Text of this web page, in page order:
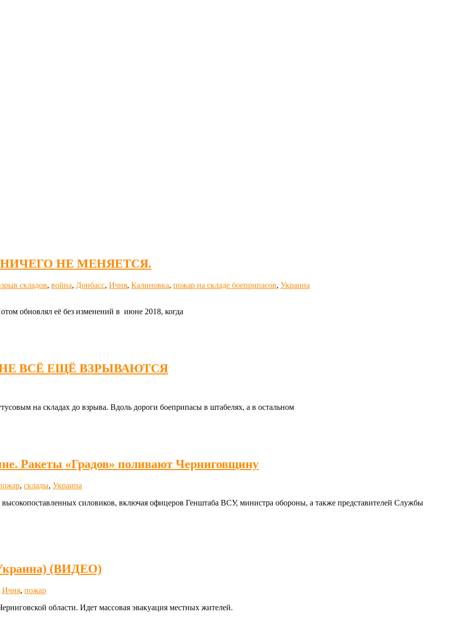
НИЧЕГО НЕ МЕНЯЕТСЯ.
складов, война, Донбасс, Ичня, Калиновка, пожар на складе боеприпасов, Украина
обновлял её без изменений в июне 2018, когда
ВСЁ ЕЩЁ ВЗРЫВАЮТСЯ
на складах до взрыва. Вдоль дороги боеприпасы в штабелях, а в остальном
Ракеты «Градов» поливают Черниговщину
, склады, Украина
силовиков, включая офицеров Генштаба ВСУ, министра обороны, а также представителей Службы
(ВИДЕО)
Ичня, пожар
области. Идет массовая эвакуация местных жителей.